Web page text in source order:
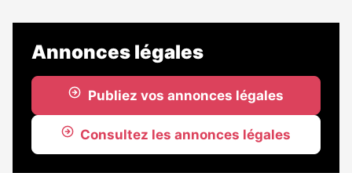
Annonces légales
Publiez vos annonces légales
Consultez les annonces légales